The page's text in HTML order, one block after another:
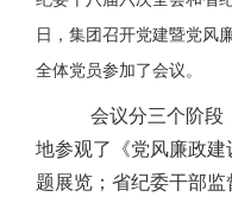
日，集团召开党建暨党风
全体党员参加了会议。
会议分三个阶段
地参观了《党风廉政
题展览；省纪委干部